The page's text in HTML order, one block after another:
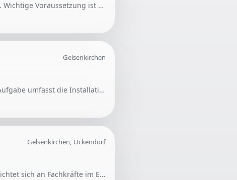
Für den Einbau von Klimaanlagen wird dringend eine erfahrene Person in Herten gesucht. Wichtige Voraussetzung ist die fachgerechte Montage und Inbetriebnahme der Klimaanlage.
Gelsenkirchen
Gesucht wird Unterstützung beim Einbau einer Klimaanlage mit drei Inneneinheiten. Die Aufgabe umfasst die Installation des gesamten Systems in einem Wohnraum.
Gelsenkirchen, Ückendorf
Ein Elektriker wird für diverse Arbeiten in Gelsenkirchen Ückendorf gesucht. Die Anfrage richtet sich an Fachkräfte im Elektrohandwerk.